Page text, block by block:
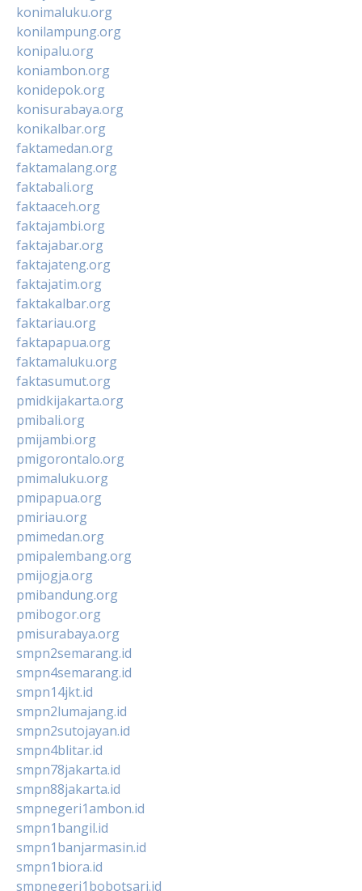
konimaluku.org
konilampung.org
konipalu.org
koniambon.org
konidepok.org
konisurabaya.org
konikalbar.org
faktamedan.org
faktamalang.org
faktabali.org
faktaaceh.org
faktajambi.org
faktajabar.org
faktajateng.org
faktajatim.org
faktakalbar.org
faktariau.org
faktapapua.org
faktamaluku.org
faktasumut.org
pmidkijakarta.org
pmibali.org
pmijambi.org
pmigorontalo.org
pmimaluku.org
pmipapua.org
pmiriau.org
pmimedan.org
pmipalembang.org
pmijogja.org
pmibandung.org
pmibogor.org
pmisurabaya.org
smpn2semarang.id
smpn4semarang.id
smpn14jkt.id
smpn2lumajang.id
smpn2sutojayan.id
smpn4blitar.id
smpn78jakarta.id
smpn88jakarta.id
smpnegeri1ambon.id
smpn1bangil.id
smpn1banjarmasin.id
smpn1biora.id
smpnegeri1bobotsari.id